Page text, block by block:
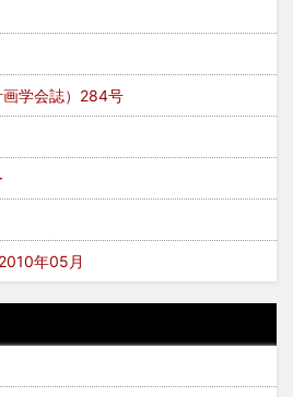
画学会誌）284号
年05月